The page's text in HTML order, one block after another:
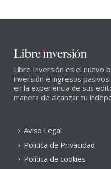
Libre Inversión es el nuevo
inversión e ingresos
en la experiencia de sus
manera de alcanzar tu
Aviso Legal
Politica de Privacidad
Política de cookies